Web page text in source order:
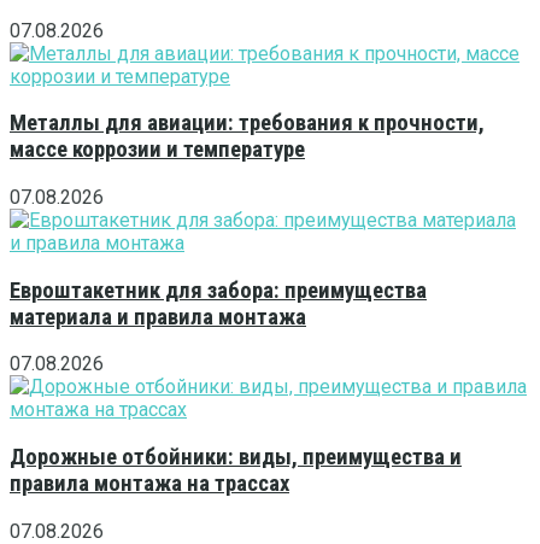
07.08.2026
Металлы для авиации: требования к прочности,
массе коррозии и температуре
07.08.2026
Евроштакетник для забора: преимущества
материала и правила монтажа
07.08.2026
Дорожные отбойники: виды, преимущества и
правила монтажа на трассах
07.08.2026